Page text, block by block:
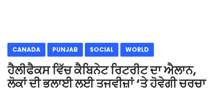
CANADA PUNJAB SOCIAL WORLD
ਹੈਲੀਫੈਕਸ ਵਿੱਚ ਕੈਬਿਨੇਟ ਰਿਟਰੀਟ ਦਾ ਐਲਾਨ,
ਲੋਕਾਂ ਦੀ ਭਲਾਈ ਲਈ ਤਜਵੀਜ਼ਾਂ ‘ਤੇ ਹੋਵੇਗੀ ਚਰਚਾ